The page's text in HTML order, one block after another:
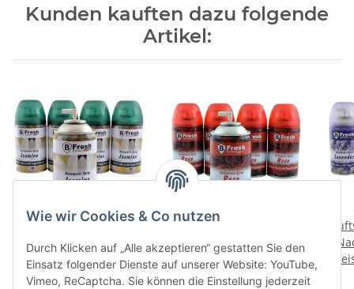
Wie wir Cookies & Co nutzen
Durch Klicken auf „Alle akzeptieren“ gestatten Sie den
Einsatz folgender Dienste auf unserer Website: YouTube,
Vimeo, ReCaptcha. Sie können die Einstellung jederzeit
Kunden kauften dazu folgende
Artikel:
Duftspray Lufterfrischer
Nachfüller Kartusche
250ml - Jasmine
Preise nach Anmeldung
sichtbar
Duftspray Lufterfrischer
Nachfüller Kartusche
250ml - Rose
Preise nach Anmeldung
sichtbar